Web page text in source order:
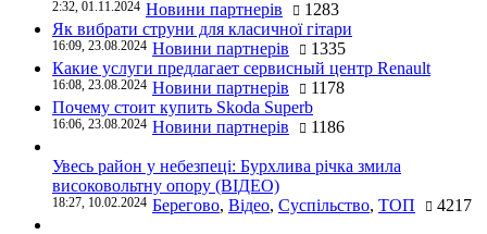
2:32, 01.11.2024 Новини партнерів
1283
Як вибрати струни для класичної гітари
16:09, 23.08.2024 Новини партнерів
1335
Какие услуги предлагает сервисный центр Renault
16:08, 23.08.2024 Новини партнерів
1178
Почему стоит купить Skoda Superb
16:06, 23.08.2024 Новини партнерів 1186
Увесь район у небезпеці: Бурхлива річка змила
високовольтну опору (ВІДЕО)
18:27, 10.02.2024 Берегово, Відео, Суспільство, ТОП 4217